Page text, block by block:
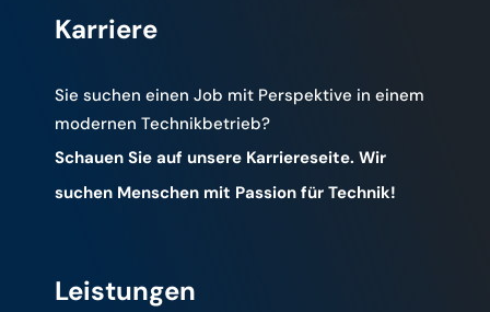
Karriere
Sie suchen einen Job mit Perspektive in einem
modernen Technikbetrieb?
Schauen Sie auf unsere Karriereseite. Wir
suchen Menschen mit Passion für Technik!
Leistungen